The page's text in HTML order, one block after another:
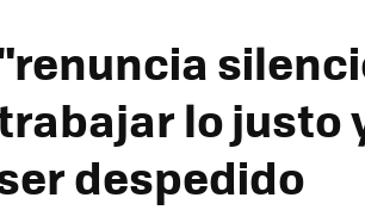
lo justo
despedido